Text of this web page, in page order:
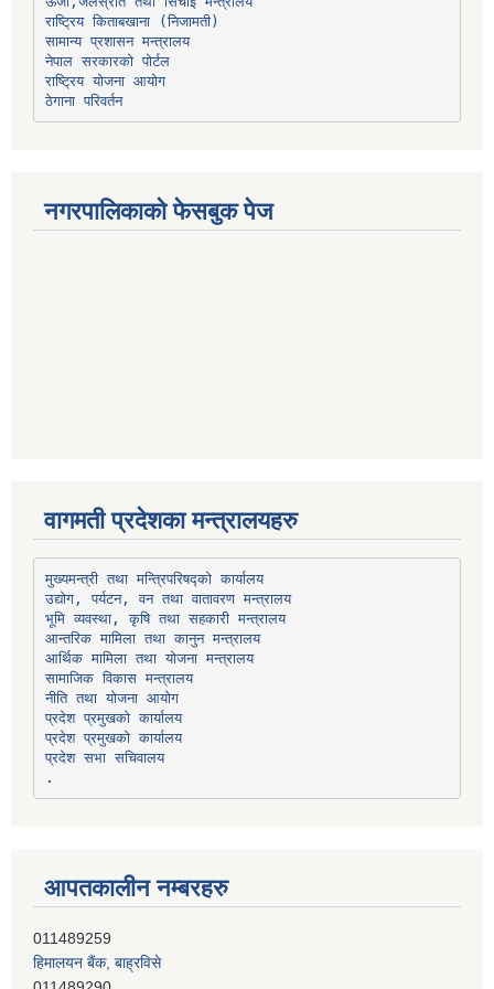
सामान्य प्रशासन मन्त्रालय
नेपाल सरकारको पोर्टल
राष्ट्रिय योजना आयोग
ठेगाना परिवर्तन
नगरपालिकाको फेसबुक पेज
वागमती प्रदेशका मन्त्रालयहरु
मुख्यमन्त्री तथा मन्त्रिपरिषद्को कार्यालय
उद्योग, पर्यटन, वन तथा वातावरण मन्त्रालय
भूमि व्यवस्था, कृषि तथा सहकारी मन्त्रालय
आन्तरिक मामिला तथा कानुन मन्त्रालय
आर्थिक मामिला तथा योजना मन्त्रालय
सामाजिक विकास मन्त्रालय
नीति तथा योजना आयोग
प्रदेश प्रमुखको कार्यालय
प्रदेश प्रमुखको कार्यालय
प्रदेश सभा सचिवालय
आपतकालीन नम्बरहरु
हिमालयन बैंक, बाह्रविसे
011489290